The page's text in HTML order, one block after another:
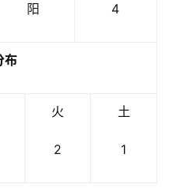
阳 4
布
火
2
土
1